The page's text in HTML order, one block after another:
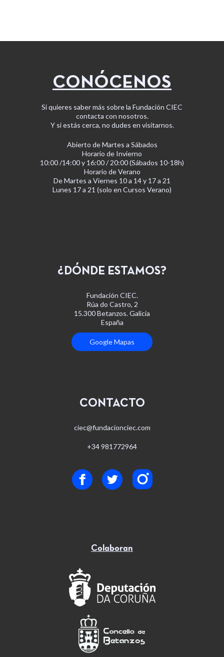
CONÓCENOS
Si quieres saber más sobre la Fundación CIEC
contacta con nosotros.
Y si estás cerca, no dudes en visitarnos.
Abierto de Martes a Sábados
Horario de Invierno
10:00 /14:00 y 16:00 / 20:00 (Sábados 10-18h)
Horario de Verano
De Martes a Viernes 10 a 14 y 17 a 21
Lunes 17 a 21 (solo en Cursos Verano)
¿DÓNDE ESTAMOS?
Fundación CIEC.
Rúa do Castro, 2
15.300 Betanzos. Galicia
España
Google Mapas
CONTACTO
ciec@fundacionciec.com
+34 981772964
Colaboran